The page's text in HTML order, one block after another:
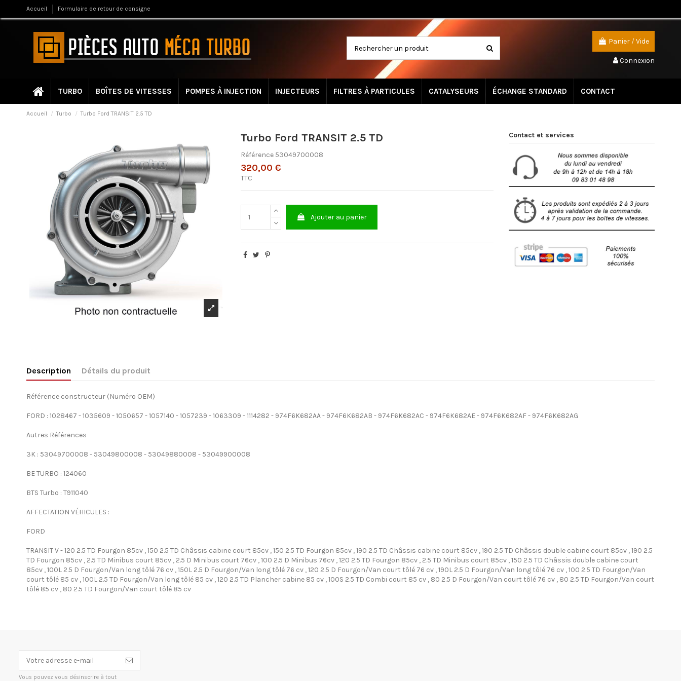
Accueil Formulaire de retour de consigne
Panier /Vide
Connexion
TURBO BOÎTES DE VITESSES POMPES À INJECTION INJECTEURS FILTRES À PARTICULES CATALYSEURS ÉCHANGE STANDARD CONTACT
Accueil Turbo Turbo Ford TRANSIT 2.5 TD
Turbo Ford TRANSIT 2.5 TD
Référence 53049700008
320,00 €
TTC
Ajouter au panier
Contact et services
Description Détails du produit
Référence constructeur (Numéro OEM)
FORD : 1028467 - 1035609 - 1050657 - 1057140 - 1057239 - 1063309 - 1114282 - 974F6K682AA - 974F6K682AB - 974F6K682AC - 974F6K682AE - 974F6K682AF - 974F6K682AG
Autres Références
3K : 53049700008 - 53049800008 - 53049880008 - 53049900008
BE TURBO : 124060
BTS Turbo : T911040
AFFECTATION VÉHICULES :
FORD
TRANSIT V - 120 2.5 TD Fourgon 85cv , 150 2.5 TD Châssis cabine court 85cv , 150 2.5 TD Fourgon 85cv , 190 2.5 TD Châssis cabine court 85cv , 190 2.5 TD Châssis double cabine court 85cv , 190 2.5
TD Fourgon 85cv , 2.5 TD Minibus court 85cv , 2.5 D Minibus court 76cv , 100 2.5 D Minibus 76cv , 120 2.5 TD Fourgon 85cv , 2.5 TD Minibus court 85cv , 150 2.5 TD Châssis double cabine court
85cv , 100L 2.5 D Fourgon/Van long tôlé 76 cv , 150L 2.5 D Fourgon/Van long tôlé 76 cv , 120 2.5 D Fourgon/Van court tôlé 76 cv , 190L 2.5 D Fourgon/Van long tôlé 76 cv , 100 2.5 TD Fourgon/Van
court tôlé 85 cv , 100L 2.5 TD Fourgon/Van long tôlé 85 cv , 120 2.5 TD Plancher cabine 85 cv , 100S 2.5 TD Combi court 85 cv , 80 2.5 D Fourgon/Van court tôlé 76 cv , 80 2.5 TD Fourgon/Van court
tôlé 85 cv , 80 2.5 TD Fourgon/Van court tôlé 85 cv
Vous pouvez vous désinscrire à tout